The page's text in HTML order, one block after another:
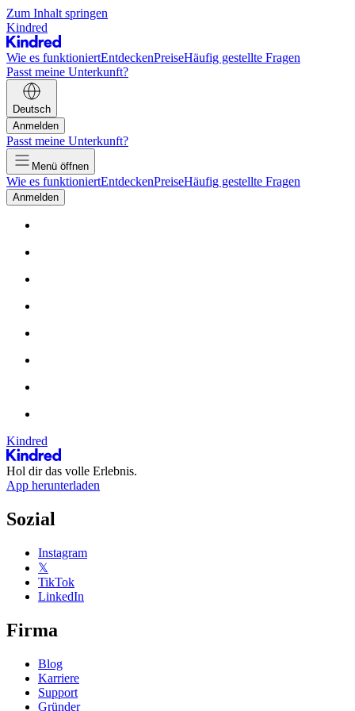
Zum Inhalt springen
Kindred
Wie es funktioniertEntdeckenPreiseHäufig gestellte Fragen
Passt meine Unterkunft?
Deutsch
Anmelden
Passt meine Unterkunft?
Menü öffnen
Wie es funktioniertEntdeckenPreiseHäufig gestellte Fragen
Anmelden
Kindred
Hol dir das volle Erlebnis.
App herunterladen
Sozial
Instagram
𝕏
TikTok
LinkedIn
Firma
Blog
Karriere
Support
Gründer